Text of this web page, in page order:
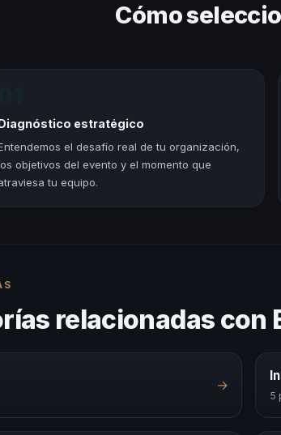
Cómo
estratégico
el desafío real de tu organización,
objetivos del evento y el momento que
tu equipo.
relacionadas con
→
5